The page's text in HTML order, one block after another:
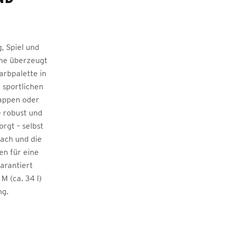
Spiel und
überzeugt
in
sportlichen
oder
robust und
– selbst
und die
für eine
(ca. 34 l)